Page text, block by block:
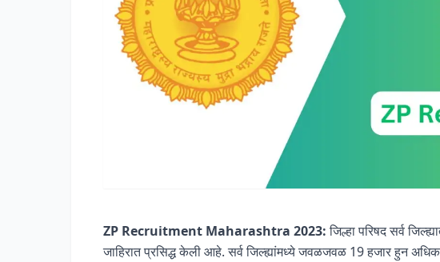
ZP Recruitment Maharashtra 2023:जिल्हा परिषद सर्व
जाहिरात प्रसिद्ध केली आहे. सर्व जिल्ह्यांमध्ये जवळजवळ 19 हजार हुन